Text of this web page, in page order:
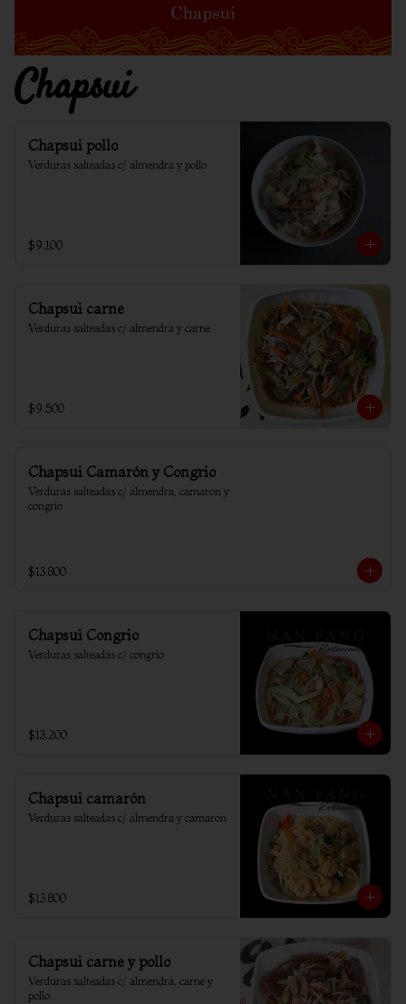
Chapsui
Chapsui pollo
Verduras salteadas c/ almendra y pollo
$9.100
Chapsui carne
Verduras salteadas c/ almendra y carne
$9.500
Chapsui Camarón y Congrio
Verduras salteadas c/ almendra, camaron y
congrio
$13.800
Chapsui Congrio
Verduras salteadas c/ congrio
$13.200
Chapsui camarón
Verduras salteadas c/ almendra y camaron
$13.800
Chapsui carne y pollo
Verduras salteadas c/ almendra, carne y
pollo